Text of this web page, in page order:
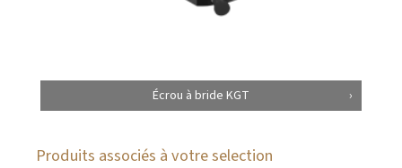
Écrou à bride KGT
Produits associés à votre selection